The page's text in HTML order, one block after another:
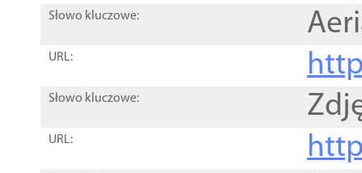
Słowo kluczowe:
URL:
Słowo kluczowe:
URL: